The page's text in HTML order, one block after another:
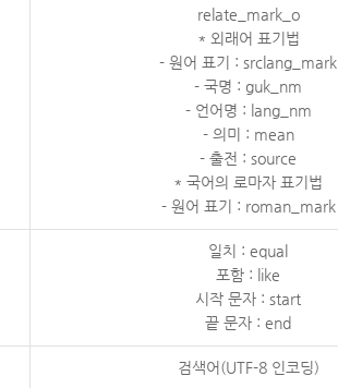
relate_mark_o
* 외래어 표기법
- 원어 표기 : srclang_mark
- 국명 : guk_nm
- 언어명 : lang_nm
- 의미 : mean
- 출전 : source
* 국어의 로마자 표기법
- 원어 표기 : roman_mark
일치 : equal
포함 : like
시작 문자 : start
끝 문자 : end
검색어(UTF-8 인코딩)